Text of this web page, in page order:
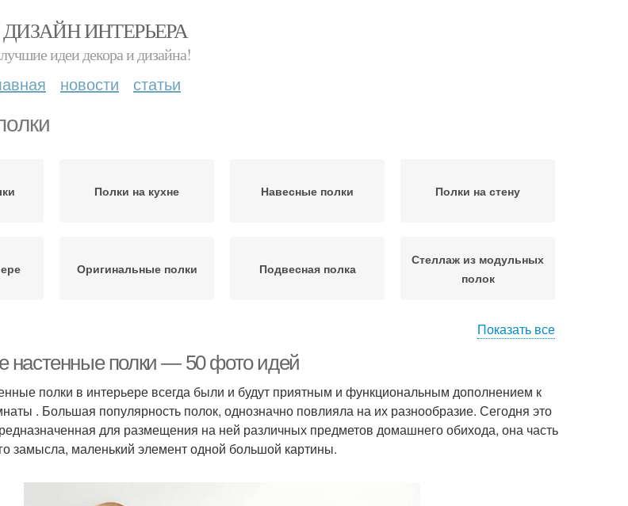
ДИЗАЙН ИНТЕРЬЕРА
лучшие идеи декора и дизайна!
новости статьи
Полки на кухне Навесные полки Полки на стену
Оригинальные полки Подвесная полка
Стеллаж из модульных
полок
Показать все
настенные полки — 50 фото идей
полки в интерьере всегда были и будут приятным и функциональным дополнением к
. Большая популярность полок, однозначно повлияла на их разнообразие. Сегодня это
для размещения на ней различных предметов домашнего обихода, она часть
замысла, маленький элемент одной большой картины.